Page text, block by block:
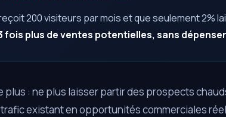
200 visiteurs par mois et que seulement 2%
fois plus de ventes potentielles, sans
plus : ne plus laisser partir des prospects
existant en opportunités commerciales